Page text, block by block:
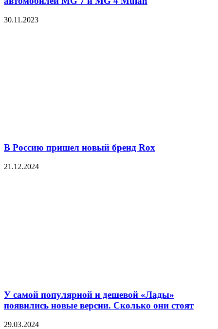
30.11.2023
В Россию пришел новый бренд Rox
21.12.2024
У самой популярной и дешевой «Лады»
появились новые версии. Сколько они стоят
29.03.2024